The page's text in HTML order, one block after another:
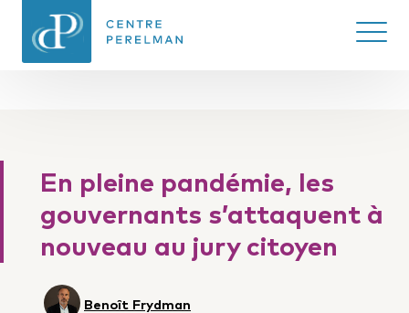
DU DROIT
Ouvrir/
En pleine pandémie, les
gouvernants s’attaquent à
nouveau au jury citoyen
Benoît Frydman